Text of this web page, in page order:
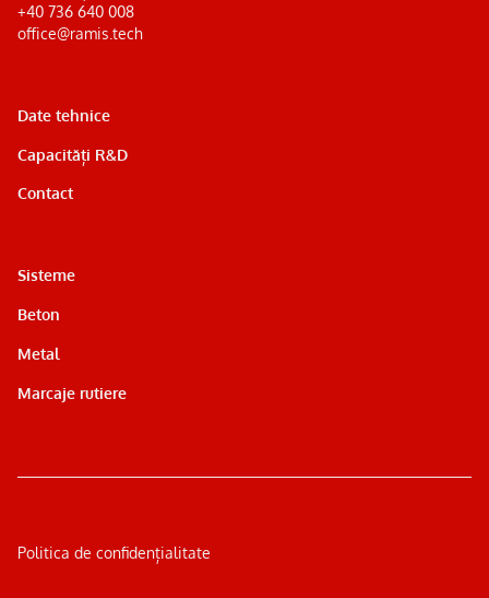
+40 736 640 008
office@ramis.tech
Date tehnice
Capacități R&D
Contact
Sisteme
Beton
Metal
Marcaje rutiere
Politica de confidențialitate